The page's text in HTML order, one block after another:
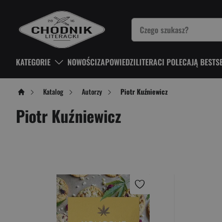
KATEGORIE NOWOŚCIZAPOWIEDZILITERACI POLECAJĄ
Katalog Autorzy Piotr Kuźniewicz
Piotr Kuźniewicz